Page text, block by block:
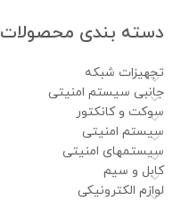
دسته‌ بندی محصولات
تجهیزات شبکه
جانبی سیستم امنیتی
سوکت و کانکتور
سیستم امنیتی
سیستمهای امنیتی
کابل و سیم
لوازم الکترونیکی